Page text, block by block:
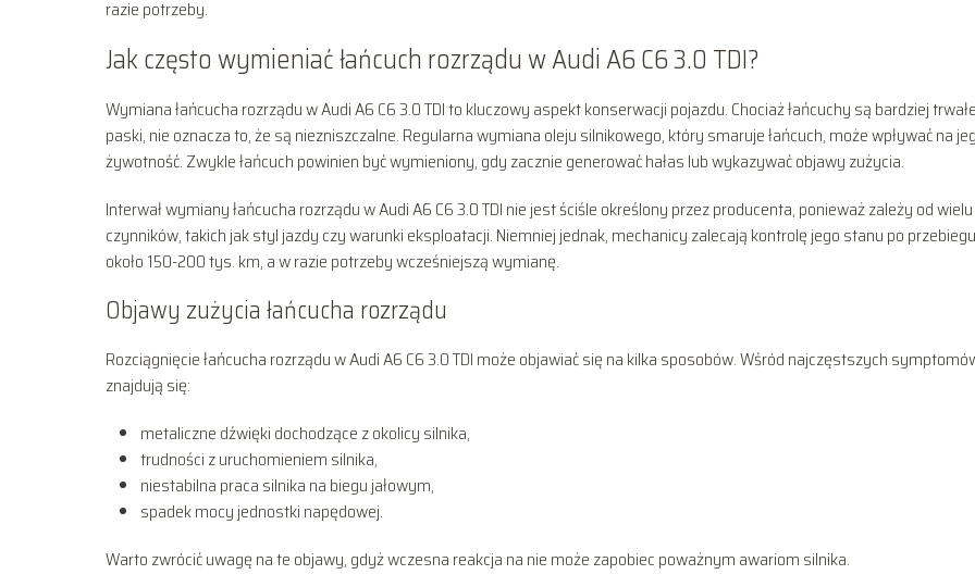
razie potrzeby.
Jak często wymieniać łańcuch rozrządu w Audi A6 C6 3.0 TDI?
Wymiana łańcucha rozrządu w Audi A6 C6 3.0 TDI to kluczowy aspekt konserwacji pojazdu. Chociaż łańcuchy są bardziej
paski, nie oznacza to, że są niezniszczalne. Regularna wymiana oleju silnikowego, który smaruje łańcuch, może wpływać na
żywotność. Zwykle łańcuch powinien być wymieniony, gdy zacznie generować hałas lub wykazywać objawy zużycia.
Interwał wymiany łańcucha rozrządu w Audi A6 C6 3.0 TDI nie jest ściśle określony przez producenta, ponieważ zależy od wielu
czynników, takich jak styl jazdy czy warunki eksploatacji. Niemniej jednak, mechanicy zalecają kontrolę jego stanu po przebiegu
około 150-200 tys. km, a w razie potrzeby wcześniejszą wymianę.
Objawy zużycia łańcucha rozrządu
Rozciągnięcie łańcucha rozrządu w Audi A6 C6 3.0 TDI może objawiać się na kilka sposobów. Wśród najczęstszych
znajdują się:
metaliczne dźwięki dochodzące z okolicy silnika,
trudności z uruchomieniem silnika,
niestabilna praca silnika na biegu jałowym,
spadek mocy jednostki napędowej.
Warto zwrócić uwagę na te objawy, gdyż wczesna reakcja na nie może zapobiec poważnym awariom silnika.